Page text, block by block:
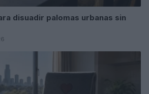
disuadir palomas urbanas sin